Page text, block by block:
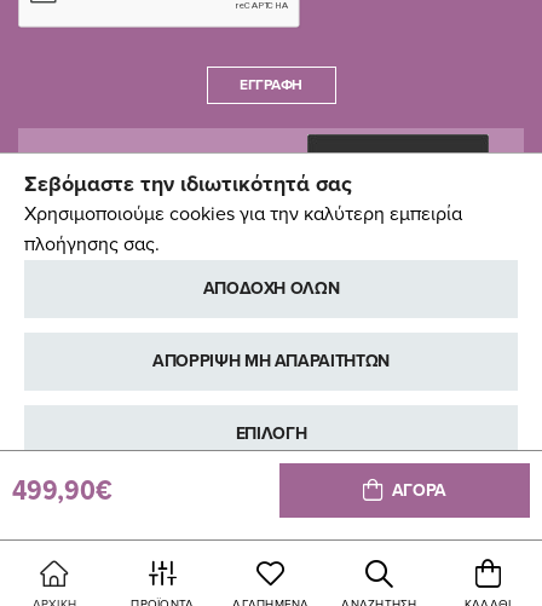
ΕΓΓΡΑΦΉ
499,90€ ΑΓΟΡΑ
Σεβόμαστε την ιδιωτικότητά σας
Χρησιμοποιούμε cookies για την καλύτερη εμπειρία
πλοήγησης σας.
ΑΠΟΔΟΧΗ ΟΛΩΝ
ΑΠΟΡΡΙΨΗ ΜΗ ΑΠΑΡΑΙΤΗΤΩΝ
ΕΠΙΛΟΓΗ
ΠΕΡΙΣΣΟΤΕΡΕΣ ΠΛΗΡΟΦΟΡΙΕΣ